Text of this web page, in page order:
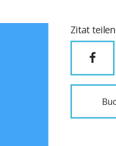
Zitat teilen